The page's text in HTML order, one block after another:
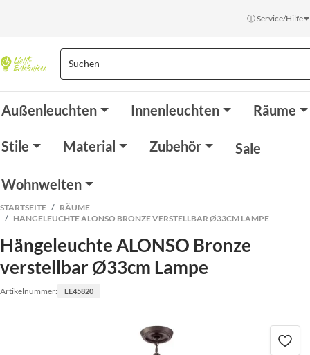
ⓘ Service/Hilfe
Außenleuchten Innenleuchten Räume
Stile Material Zubehör Sale
Wohnwelten
STARTSEITE
RÄUME
HÄNGELEUCHTE ALONSO BRONZE VERSTELLBAR Ø33CM LAMPE
Hängeleuchte ALONSO Bronze
verstellbar Ø33cm Lampe
Artikelnummer: LE45820